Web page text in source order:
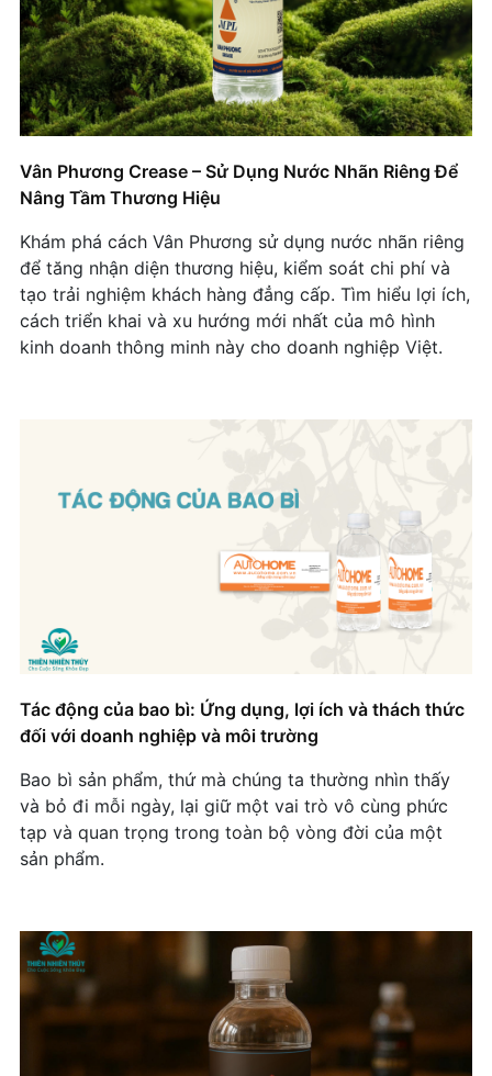
Vân Phương Crease – Sử Dụng Nước Nhãn Riêng Để
Nâng Tầm Thương Hiệu
Khám phá cách Vân Phương sử dụng nước nhãn riêng
để tăng nhận diện thương hiệu, kiểm soát chi phí và
tạo trải nghiệm khách hàng đẳng cấp. Tìm hiểu lợi ích,
cách triển khai và xu hướng mới nhất của mô hình
kinh doanh thông minh này cho doanh nghiệp Việt.
Tác động của bao bì: Ứng dụng, lợi ích và thách thức
đối với doanh nghiệp và môi trường
Bao bì sản phẩm, thứ mà chúng ta thường nhìn thấy
và bỏ đi mỗi ngày, lại giữ một vai trò vô cùng phức
tạp và quan trọng trong toàn bộ vòng đời của một
sản phẩm.